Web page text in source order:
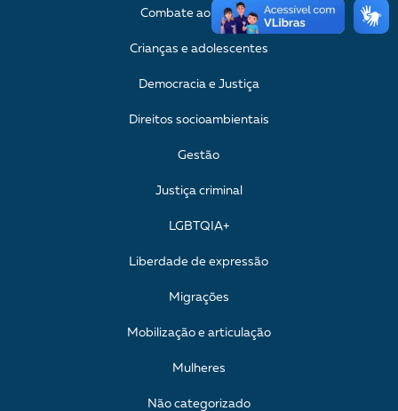
Combate ao racismo
Crianças e adolescentes
Democracia e Justiça
Direitos socioambientais
Gestão
Justiça criminal
LGBTQIA+
Liberdade de expressão
Migrações
Mobilização e articulação
Mulheres
Não categorizado